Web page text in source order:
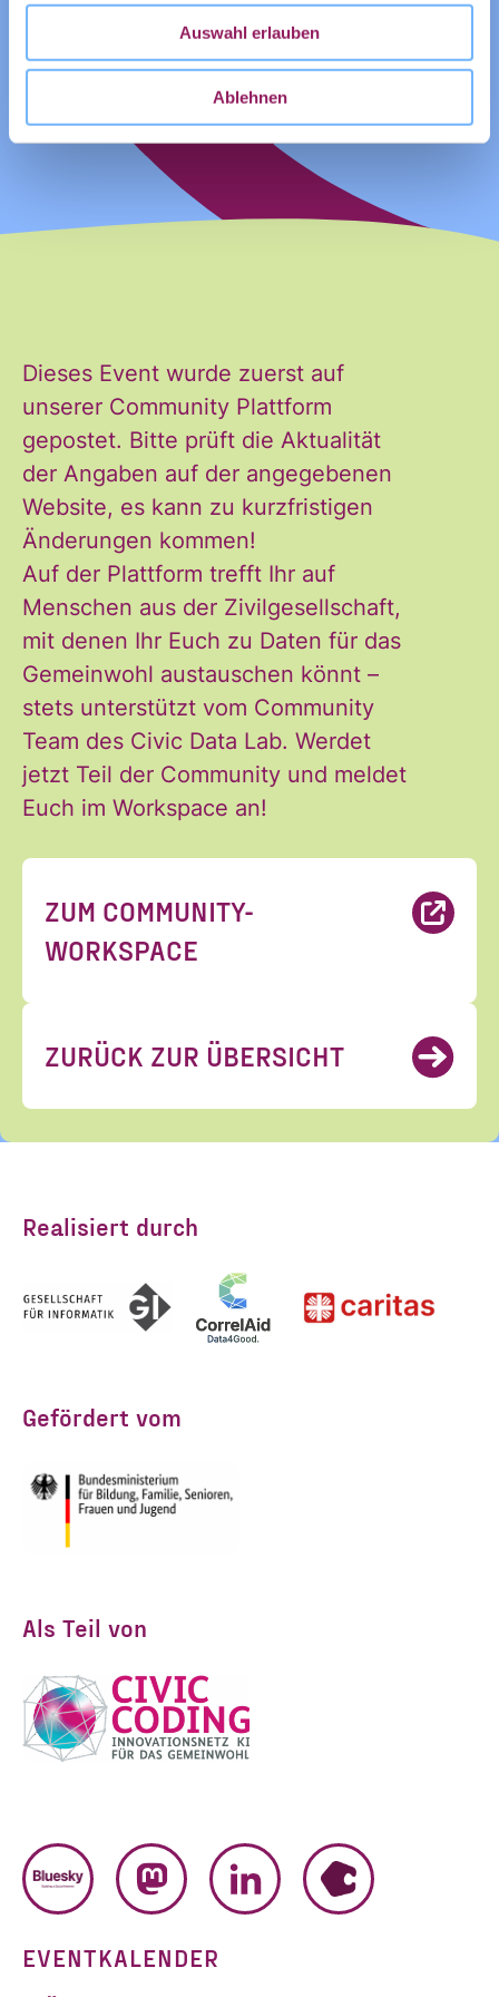
Auswahl erlauben
Ablehnen
Dieses Event wurde zuerst auf
unserer Community Plattform
gepostet. Bitte prüft die Aktualität
der Angaben auf der angegebenen
Website, es kann zu kurzfristigen
Änderungen kommen!
Auf der Plattform trefft Ihr auf
Menschen aus der Zivilgesellschaft,
mit denen Ihr Euch zu Daten für das
Gemeinwohl austauschen könnt –
stets unterstützt vom Community
Team des Civic Data Lab. Werdet
jetzt Teil der Community und meldet
Euch im Workspace an!
ZUM COMMUNITY-
WORKSPACE
ZURÜCK ZUR ÜBERSICHT
Realisiert durch
Gefördert vom
Als Teil von
BLUESKYMASTODONLINKEDINHUMHUB
EVENTKALENDER
kann ich jederzeit widerrufen.
Ich habe die Hinweise zum
Widerruf und der Verarbeitung
der Daten in den
Datenschutzvereinbarungen
gelesen und stimme diesen zu.
*
ANMELDEN